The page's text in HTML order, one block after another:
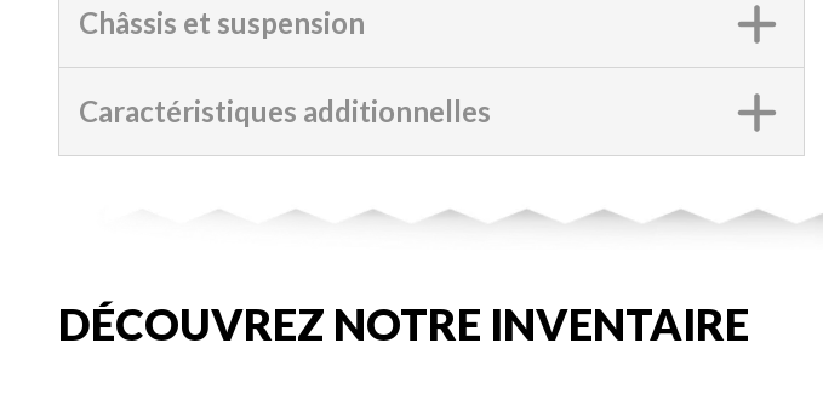
Châssis et suspension
Caractéristiques additionnelles
DÉCOUVREZ NOTRE INVENTAIRE